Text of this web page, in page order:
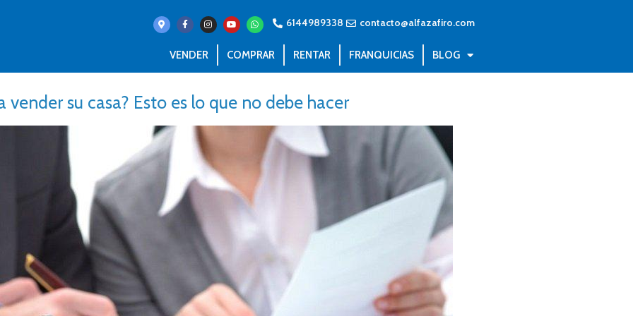
6144989338 contacto@alfazafiro.com
VENDER COMPRAR RENTAR FRANQUICIAS BLOG
vender su casa? Esto es lo que no debe hacer